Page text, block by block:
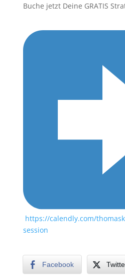
Buche jetzt Deine GRATIS
https://calendly.com/
session
Facebook